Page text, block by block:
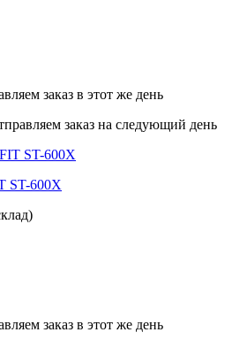
заказ в этот же день
заказ на следующий день
ST-600X
заказ в этот же день